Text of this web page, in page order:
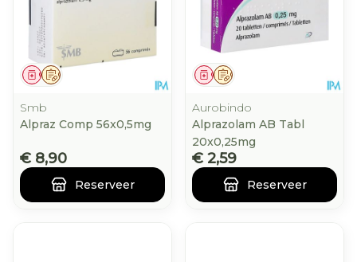
Op voorschrift
Geneesmiddel
Smb
Alpraz Comp 56x0,5mg
€ 8,90
Reserveer
Op voorschrift
Geneesmiddel
Aurobindo
Alprazolam AB Tabl
20x0,25mg
€ 2,59
Reserveer